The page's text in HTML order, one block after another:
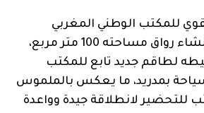
للمكتب الوطني المغربي
للسياحة من خلال إنشاء رواق مساحته 100 متر مربع،
لطاقم جديد تابع للمكتب
بمدريد، ما يعكس بالملموس
للتحضير لانطلاقة جيدة وواعدة